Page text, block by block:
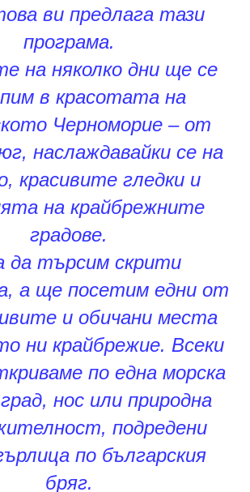
ви предлага тази
програма.
на няколко дни ще се
в красотата на
Черноморие – от
наслаждавайки се на
красивите гледки и
на крайбрежните
градове.
да търсим скрити
а ще посетим едни от
и обичани места
ни крайбрежие. Всеки
по една морска
нос или природна
подредени
по българския
бряг.